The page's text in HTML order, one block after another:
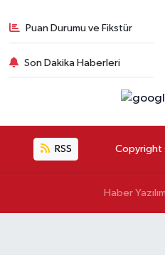
Puan Durumu ve Fikstür
Son Dakika Haberleri
RSS Copyright
Haber